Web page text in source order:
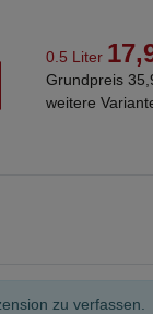
0.5 Liter
Grundpreis
weitere
zu verfassen.